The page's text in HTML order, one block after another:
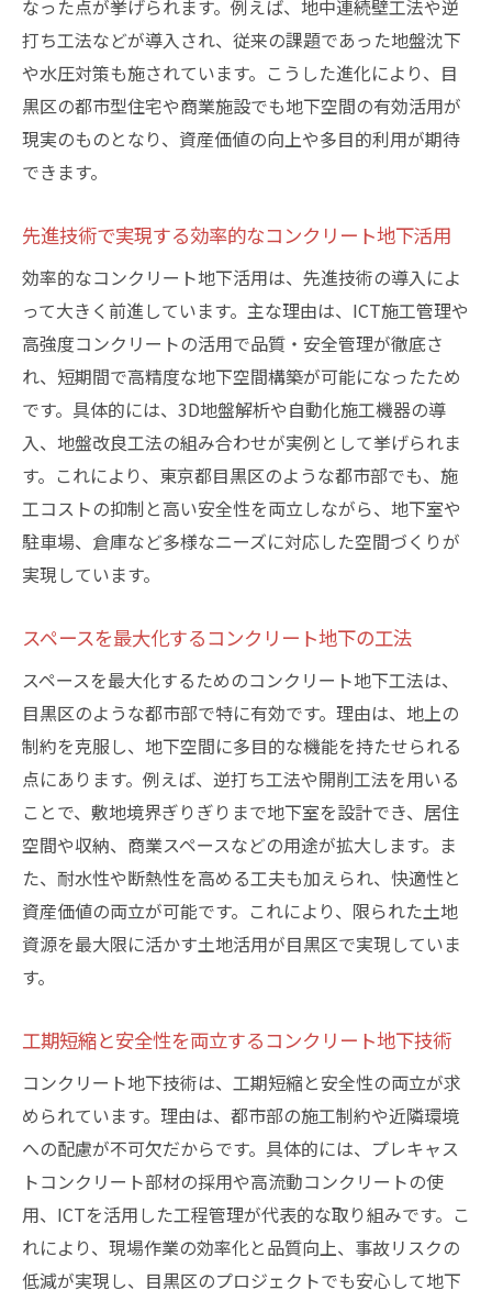
なった点が挙げられます。例えば、地中連続壁工法や逆
打ち工法などが導入され、従来の課題であった地盤沈下
や水圧対策も施されています。こうした進化により、目
黒区の都市型住宅や商業施設でも地下空間の有効活用が
現実のものとなり、資産価値の向上や多目的利用が期待
できます。
先進技術で実現する効率的なコンクリート地下活用
効率的なコンクリート地下活用は、先進技術の導入によ
って大きく前進しています。主な理由は、ICT施工管理や
高強度コンクリートの活用で品質・安全管理が徹底さ
れ、短期間で高精度な地下空間構築が可能になったため
です。具体的には、3D地盤解析や自動化施工機器の導
入、地盤改良工法の組み合わせが実例として挙げられま
す。これにより、東京都目黒区のような都市部でも、施
工コストの抑制と高い安全性を両立しながら、地下室や
駐車場、倉庫など多様なニーズに対応した空間づくりが
実現しています。
スペースを最大化するコンクリート地下の工法
スペースを最大化するためのコンクリート地下工法は、
目黒区のような都市部で特に有効です。理由は、地上の
制約を克服し、地下空間に多目的な機能を持たせられる
点にあります。例えば、逆打ち工法や開削工法を用いる
ことで、敷地境界ぎりぎりまで地下室を設計でき、居住
空間や収納、商業スペースなどの用途が拡大します。ま
た、耐水性や断熱性を高める工夫も加えられ、快適性と
資産価値の両立が可能です。これにより、限られた土地
資源を最大限に活かす土地活用が目黒区で実現していま
す。
工期短縮と安全性を両立するコンクリート地下技術
コンクリート地下技術は、工期短縮と安全性の両立が求
められています。理由は、都市部の施工制約や近隣環境
への配慮が不可欠だからです。具体的には、プレキャス
トコンクリート部材の採用や高流動コンクリートの使
用、ICTを活用した工程管理が代表的な取り組みです。こ
れにより、現場作業の効率化と品質向上、事故リスクの
低減が実現し、目黒区のプロジェクトでも安心して地下